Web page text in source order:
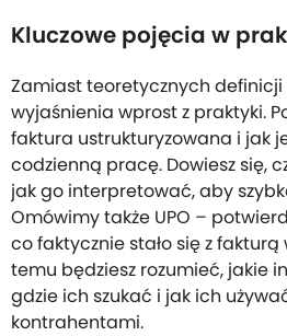
Kluczowe pojęcia w
Zamiast teoretycznych definicji
wyjaśnienia wprost z praktyki.
faktura ustrukturyzowana i jak
codzienną pracę. Dowiesz się,
jak go interpretować, aby
Omówimy także UPO –
co faktycznie stało się z fakturą
temu będziesz rozumieć, jakie
gdzie ich szukać i jak ich
kontrahentami.